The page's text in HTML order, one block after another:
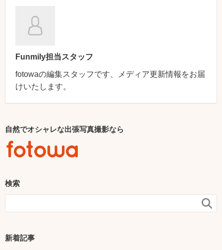
Funmily担当スタッフ
fotowaの編集スタッフです、メディア更新情報をお届
けいたします。
自然でオシャレな出張写真撮影なら
検索

新着記事